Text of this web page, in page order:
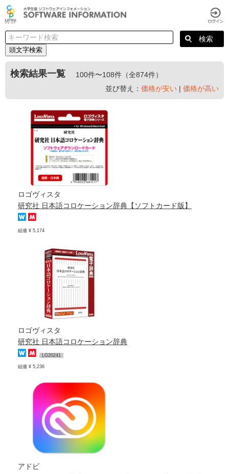
頭文字検索
検索結果一覧
100件〜108件（全874件）
並び替え： 価格が安い | 価格が高い
ロゴヴィスタ
研究社 日本語コロケーション辞典【ソフトカード版】
組価 ¥ 5,174
ロゴヴィスタ
研究社 日本語コロケーション辞典
LG20241
組価 ¥ 5,236
アドビ